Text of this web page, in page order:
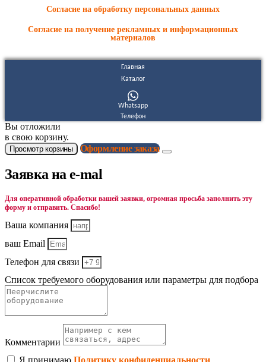
Согласие на обработку персональных данных
Согласие на получение рекламных и информационных
материалов
Главная
Каталог
Whatsapp
Телефон
Вы отложили
в свою корзину.
Просмотр корзины Оформление заказа
Заявка на e-mal
Для оперативной обработки вашей заявки, огромная просьба заполнить эту
форму и отправить. Спасибо!
Ваша компания
ваш Email
Телефон для связи
Список требуемого оборудования или параметры для подбора
Комментарии